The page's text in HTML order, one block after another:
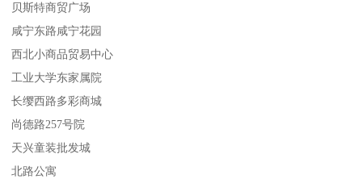
贝斯特商贸广场
咸宁东路咸宁花园
西北小商品贸易中心
工业大学东家属院
长缨西路多彩商城
尚德路257号院
天兴童装批发城
北路公寓